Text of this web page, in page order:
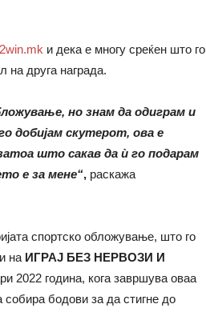
2win.mk и дека е многу среќен што го
на друга награда.
но знам да одиграм и
добијам скутерот, ова е
што сакав да ѝ го подарам
е за мене“, раскажа
спортско обложување, што го
на ИГРАЈ БЕЗ НЕРВОЗИ И
2022 година, кога завршува оваа
собира бодови за да стигне до